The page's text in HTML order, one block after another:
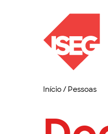
Início/ Pessoas